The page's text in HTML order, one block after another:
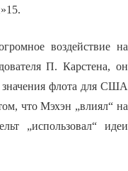
воздействие на
П. Карстена, он
флота для США
что Мэхэн „влиял“ на
„использовал“ идеи